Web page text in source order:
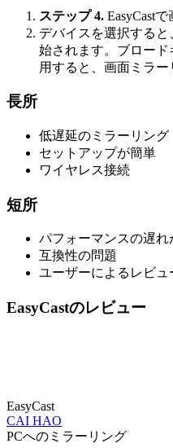
ステップ 4. EasyCast
デバイスを選択する
始されます。ブロー
用すると、画面ミラー
長所
低遅延のミラーリング
セットアップが簡単
ワイヤレス接続
短所
パフォーマンスの遅れ
互換性の問題
ユーザーによるレビュ
EasyCastのレビュー
EasyCast
CAI HAO
PCへのミラーリング